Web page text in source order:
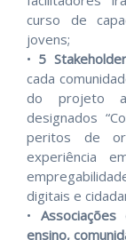
curso de
jovens;
• 5
cada
do projeto a
designados
peritos de
experiência
digitais e
•
ensino,